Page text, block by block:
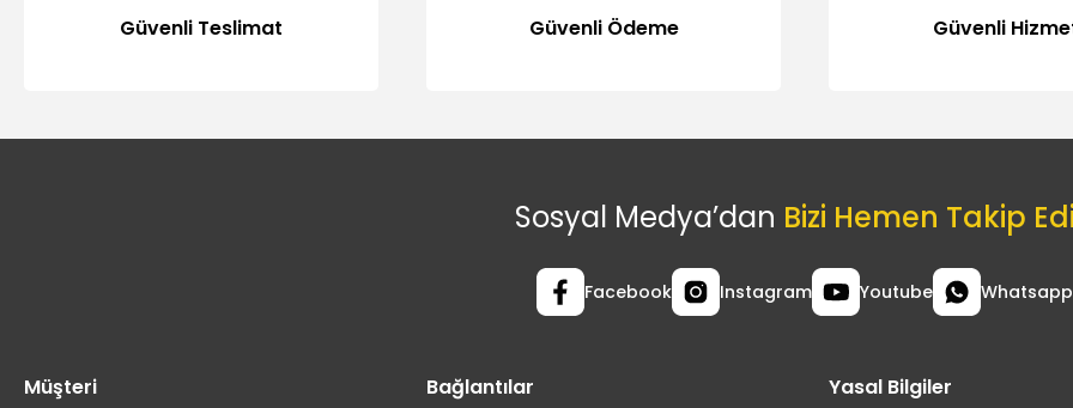
Güvenli Teslimat Güvenli Ödeme Güvenli
Sosyal Medya’dan Bizi Hemen Takip
Facebook Instagram Youtube Whatsapp
Müşteri Bağlantılar Yasal Bilgiler